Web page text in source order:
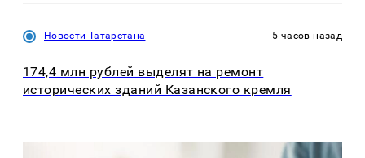
Новости Татарстана 5 часов назад
174,4 млн рублей выделят на ремонт
исторических зданий Казанского кремля